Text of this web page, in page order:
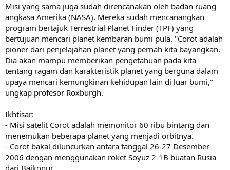
Misi yang sama juga sudah direncanakan oleh badan ruang
angkasa Amerika (NASA). Mereka sudah mencanangkan
program bertajuk Terrestrial Planet Finder (TPF) yang
bertujuan mencari planet kembaran bumi pula. ''Corot adalah
pioner dari penjelajahan planet yang pernah kita bayangkan.
Dia akan mampu memberikan pengetahuan pada kita
tentang ragam dan karakteristik planet yang berguna dalam
upaya mencari kemungkinan kehidupan lain di luar bumi,''
ungkap profesor Roxburgh.
Ikhtisar:
- Misi satelit Corot adalah memonitor 60 ribu bintang dan
menemukan beberapa planet yang menjadi orbitnya.
- Corot bakal diluncurkan antara tanggal 26-27 Desember
2006 dengan menggunakan roket Soyuz 2-1B buatan Rusia
dari Baikonur.